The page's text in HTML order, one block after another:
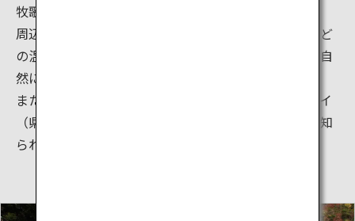
牧歌的な風景が広がっています。
周辺には、寒の地獄温泉、筌の口温泉、長者原温泉など
の温泉が随所に点在し、旅館や立ち寄り湯、牧場など自
然に触れ合える施設があります。
また、高原を縫うように通っているやまなみハイウェイ
（県道11号）は、九州屈指のドライブコースとしても知
られています。